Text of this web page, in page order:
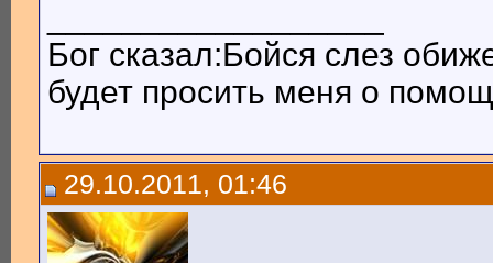
Бог сказал:Бойся слез
будет просить меня о
29.10.2011, 01:46